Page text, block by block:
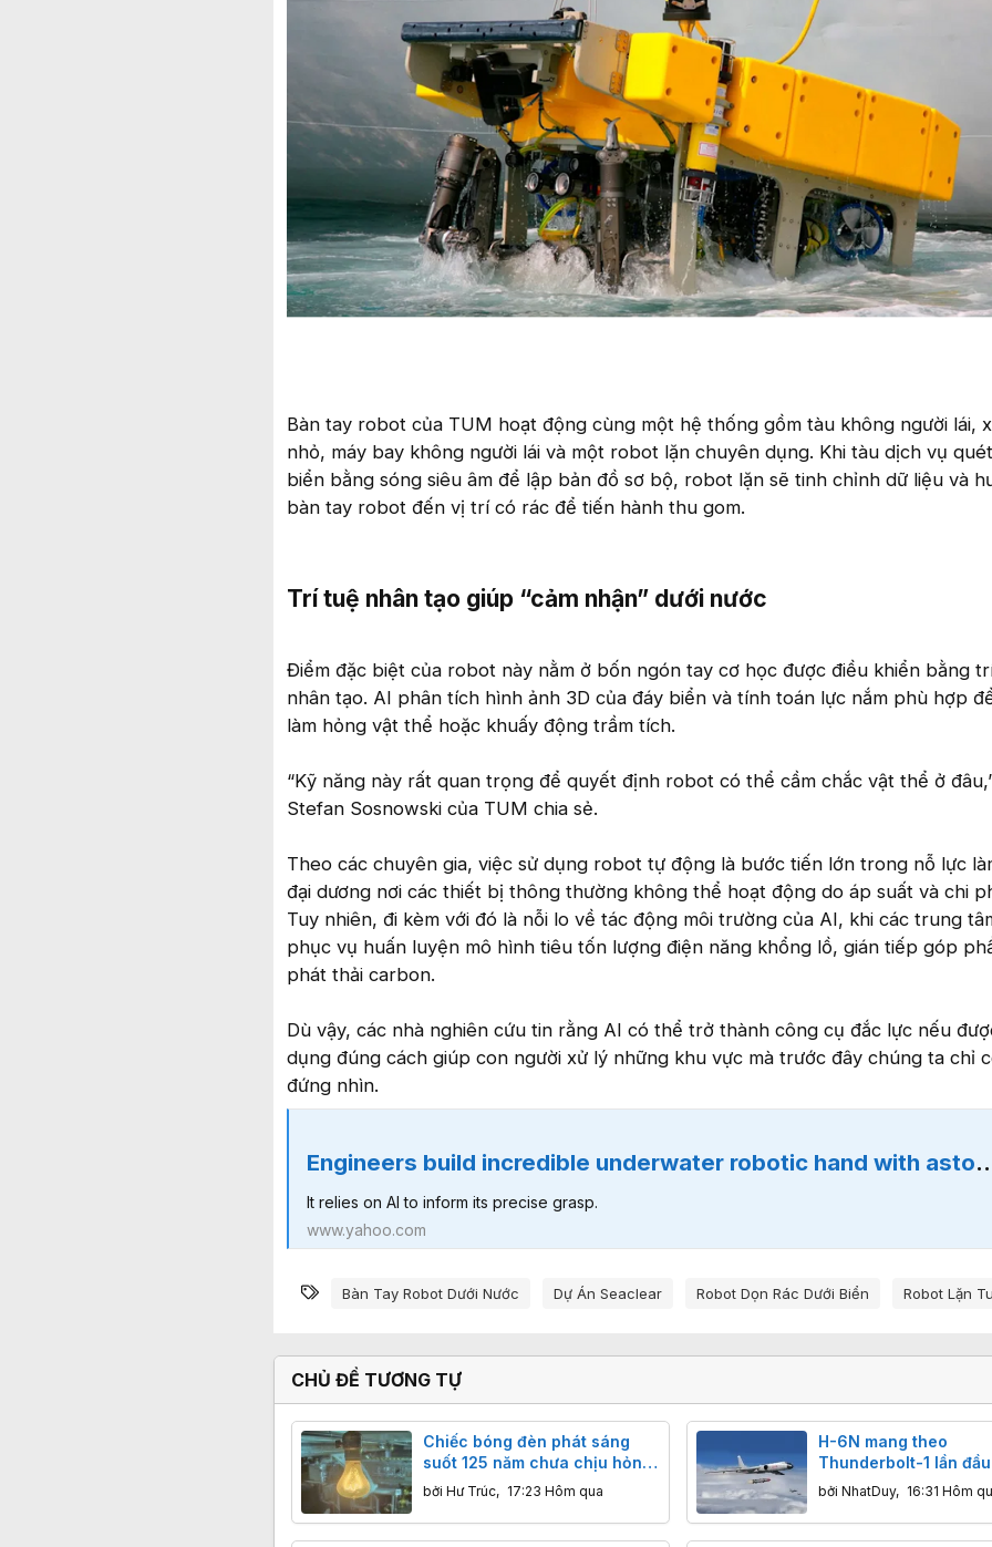
Bàn tay robot của TUM hoạt động cùng một hệ thống gồm tàu không người lái,
nhỏ, máy bay không người lái và một robot lặn chuyên dụng. Khi tàu dịch vụ
biển bằng sóng siêu âm để lập bản đồ sơ bộ, robot lặn sẽ tinh chỉnh dữ liệu và
bàn tay robot đến vị trí có rác để tiến hành thu gom.
Trí tuệ nhân tạo giúp “cảm nhận” dưới nước​
Điểm đặc biệt của robot này nằm ở bốn ngón tay cơ học được điều khiển bằng
nhân tạo. AI phân tích hình ảnh 3D của đáy biển và tính toán lực nắm phù hợp
làm hỏng vật thể hoặc khuấy động trầm tích.
“Kỹ năng này rất quan trọng để quyết định robot có thể cầm chắc vật thể ở
Stefan Sosnowski của TUM chia sẻ.
Theo các chuyên gia, việc sử dụng robot tự động là bước tiến lớn trong nỗ lực
đại dương nơi các thiết bị thông thường không thể hoạt động do áp suất và chi
Tuy nhiên, đi kèm với đó là nỗi lo về tác động môi trường của AI, khi các trung
phục vụ huấn luyện mô hình tiêu tốn lượng điện năng khổng lồ, gián tiếp góp
phát thải carbon.
Dù vậy, các nhà nghiên cứu tin rằng AI có thể trở thành công cụ đắc lực nếu
dụng đúng cách giúp con người xử lý những khu vực mà trước đây chúng ta chỉ
đứng nhìn.
Engineers build incredible underwater robotic hand with astonishing capabilities: 'This is important'
It relies on AI to inform its precise grasp.
www.yahoo.com
Từ khóa
Bàn Tay Robot Dưới Nước Dự Án Seaclear Robot Dọn Rác Dưới Biển Robot Lặn
CHỦ ĐỀ TƯƠNG TỰ
Chiếc bóng đèn phát sáng
suốt 125 năm chưa chịu hỏng:
Độ bền khiến công nghệ hiện
đại cũng phải ngả nón
bởi Hư Trúc, 17:23 Hôm qua
H-6N mang theo
Thunderbolt-1 lần
hiện: Trung Quốc
thông điệp gì tới các
tàu sân bay?
bởi NhatDuy, 16:31 Hôm